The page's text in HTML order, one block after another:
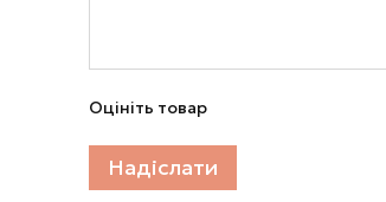
Оцініть товар
Надіслати